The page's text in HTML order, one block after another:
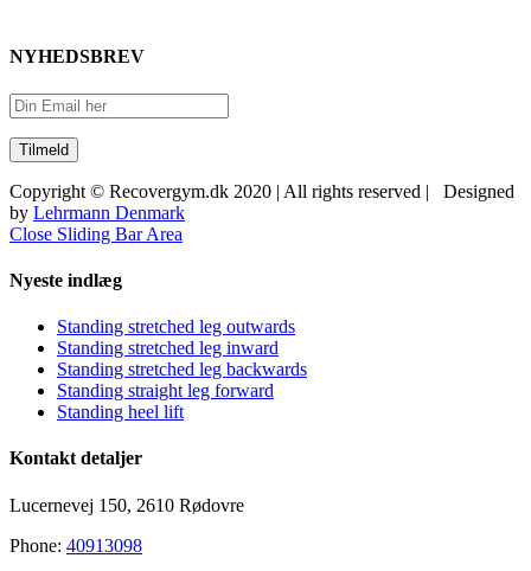
NYHEDSBREV
Copyright © Recovergym.dk 2020 | All rights reserved | Designed
by Lehrmann Denmark
Close Sliding Bar Area
Nyeste indlæg
Standing stretched leg outwards
Standing stretched leg inward
Standing stretched leg backwards
Standing straight leg forward
Standing heel lift
Kontakt detaljer
Lucernevej 150, 2610 Rødovre
Phone: 40913098